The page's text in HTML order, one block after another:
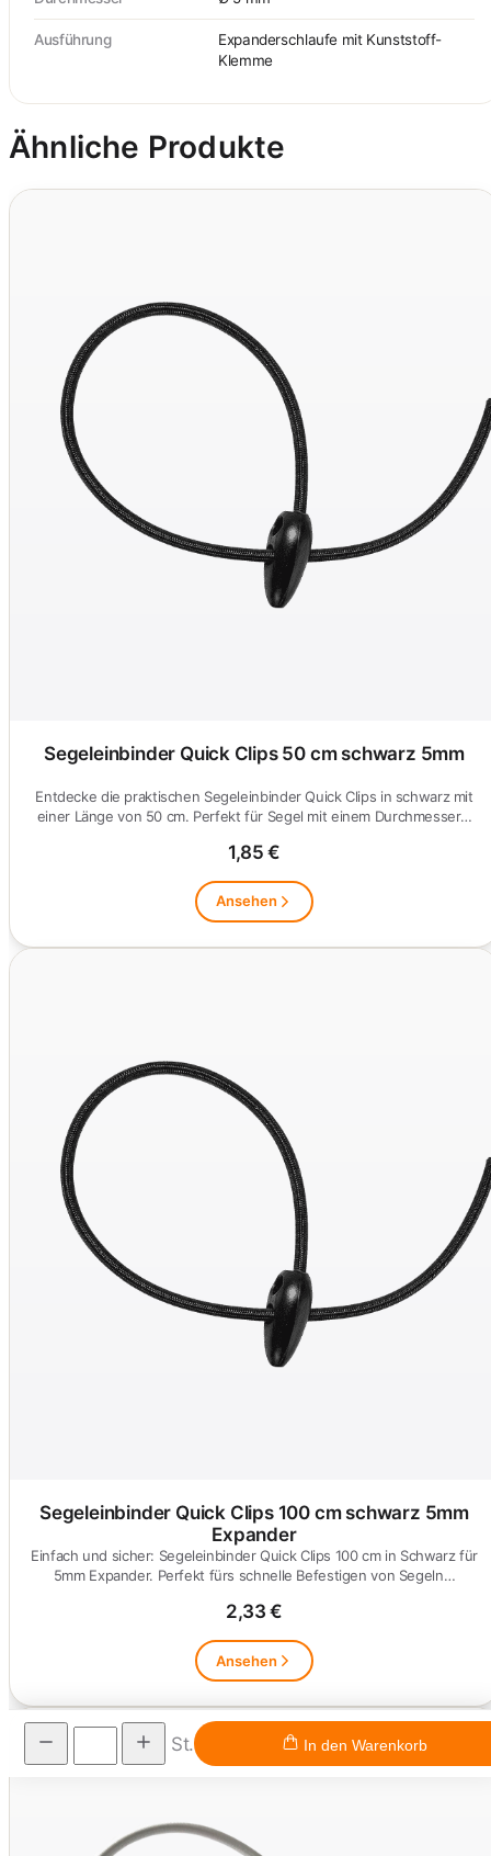
Ausführung
Expanderschlaufe mit Kunststoff-
Klemme
Ähnliche Produkte
Segeleinbinder Quick Clips 50 cm schwarz 5mm
Entdecke die praktischen Segeleinbinder Quick Clips in schwarz mit
einer Länge von 50 cm. Perfekt für Segel mit einem Durchmesser…
1,85 €
Ansehen
Segeleinbinder Quick Clips 100 cm schwarz 5mm
Expander
Einfach und sicher: Segeleinbinder Quick Clips 100 cm in Schwarz für
5mm Expander. Perfekt fürs schnelle Befestigen von Segeln…
2,33 €
Ansehen
St. In den Warenkorb